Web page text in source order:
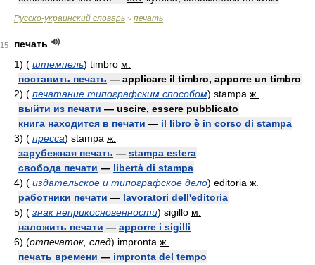
Русско-украинский словарь > печать
15
печать
1) ( штемпель) timbro м.
поставить печать — applicare il timbro, apporre un timbro
2) ( печатание типографским способом) stampa ж.
выйти из печати — uscire, essere pubblicato
книга находится в печати — il libro è in corso di stampa
3) ( пресса) stampa ж.
зарубежная печать — stampa estera
свобода печати — libertà di stampa
4) ( издательское и типографское дело) editoria ж.
работники печати — lavoratori dell'editoria
5) ( знак неприкосновенности) sigillo м.
наложить печати — apporre i sigilli
6) (отпечаток, след) impronta ж.
печать времени — impronta del tempo